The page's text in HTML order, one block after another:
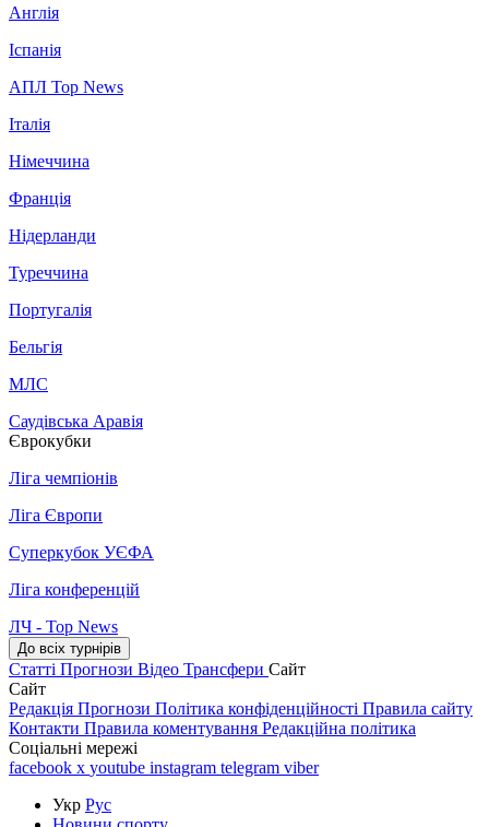
Англія
Іспанія
АПЛ Top News
Італія
Німеччина
Франція
Нідерланди
Туреччина
Португалія
Бельгія
МЛС
Саудівська Аравія
Єврокубки
Ліга чемпіонів
Ліга Європи
Суперкубок УЄФА
Ліга конференцій
ЛЧ - Top News
До всіх турнірів
Статті Прогнози Відео Трансфери Сайт
Сайт
Редакція Прогнози Політика конфіденційності Правила сайту
Контакти Правила коментування Редакційна політика
Соціальні мережі
facebook x youtube instagram telegram viber
Укр Рус